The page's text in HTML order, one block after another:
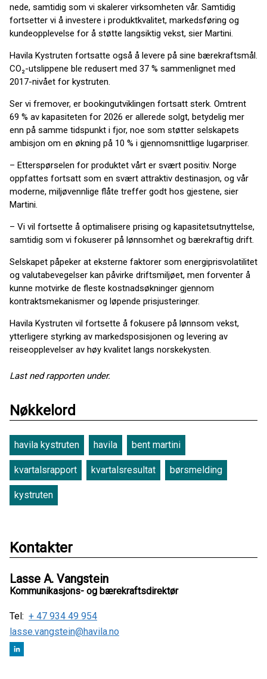
nede, samtidig som vi skalerer virksomheten vår. Samtidig
fortsetter vi å investere i produktkvalitet, markedsføring og
kundeopplevelse for å støtte langsiktig vekst, sier Martini.
Havila Kystruten fortsatte også å levere på sine bærekraftsmål.
CO₂-utslippene ble redusert med 37 % sammenlignet med
2017-nivået for kystruten.
Ser vi fremover, er bookingutviklingen fortsatt sterk. Omtrent
69 % av kapasiteten for 2026 er allerede solgt, betydelig mer
enn på samme tidspunkt i fjor, noe som støtter selskapets
ambisjon om en økning på 10 % i gjennomsnittlige lugarpriser.
– Etterspørselen for produktet vårt er svært positiv. Norge
oppfattes fortsatt som en svært attraktiv destinasjon, og vår
moderne, miljøvennlige flåte treffer godt hos gjestene, sier
Martini.
– Vi vil fortsette å optimalisere prising og kapasitetsutnyttelse,
samtidig som vi fokuserer på lønnsomhet og bærekraftig drift.
Selskapet påpeker at eksterne faktorer som energiprisvolatilitet
og valutabevegelser kan påvirke driftsmiljøet, men forventer å
kunne motvirke de fleste kostnadsøkninger gjennom
kontraktsmekanismer og løpende prisjusteringer.
Havila Kystruten vil fortsette å fokusere på lønnsom vekst,
ytterligere styrking av markedsposisjonen og levering av
reiseopplevelser av høy kvalitet langs norskekysten.
Last ned rapporten under.
Nøkkelord
havila kystruten havila bent martini
kvartalsrapport kvartalsresultat børsmelding
kystruten
Kontakter
Lasse A. Vangstein
Kommunikasjons- og bærekraftsdirektør
Tel: + 47 934 49 954
lasse.vangstein@havila.no